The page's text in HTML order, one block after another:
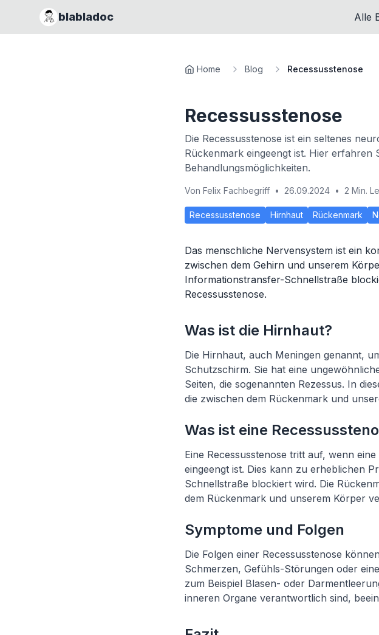
blabladoc Alle
Home Blog Recessusstenose
Recessusstenose
Die Recessusstenose ist ein seltenes
Rückenmark eingeengt ist. Hier
Behandlungsmöglichkeiten.
Von Felix Fachbegriff • 26.09.2024 • 2 Min.
Recessusstenose Hirnhaut Rückenmark
Das menschliche Nervensystem ist ein
zwischen dem Gehirn und unserem
Informationstransfer-Schnellstraße
Recessusstenose.
Was ist die Hirnhaut?
Die Hirnhaut, auch Meningen genannt,
Schutzschirm. Sie hat eine
Seiten, die sogenannten Rezessus. In
die zwischen dem Rückenmark und
Was ist eine
Eine Recessusstenose tritt auf, wenn
eingeengt ist. Dies kann zu erheblichen
Schnellstraße blockiert wird. Die
dem Rückenmark und unserem Körper
Symptome und Folgen
Die Folgen einer Recessusstenose
Schmerzen, Gefühls-Störungen oder
zum Beispiel Blasen- oder
inneren Organe verantwortlich sind,